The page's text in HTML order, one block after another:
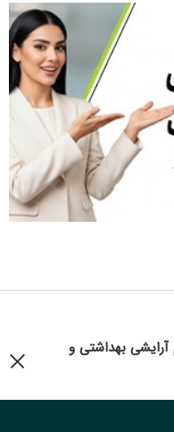
آرایشی بهداشتی و